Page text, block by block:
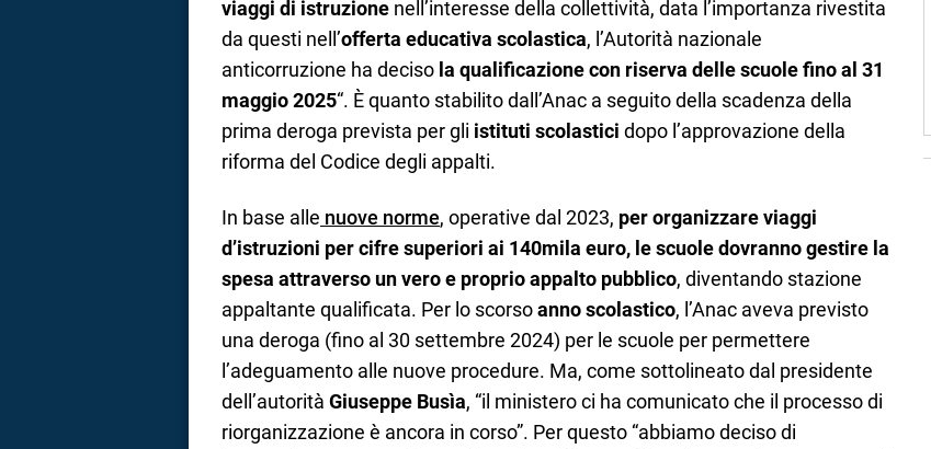
viaggi di istruzione nell’interesse della collettività, data l’importanza rivestita
da questi nell’offerta educativa scolastica, l’Autorità nazionale
anticorruzione ha deciso la qualificazione con riserva delle scuole fino al 31
maggio 2025“. È quanto stabilito dall’Anac a seguito della scadenza della
prima deroga prevista per gli istituti scolastici dopo l’approvazione della
riforma del Codice degli appalti.
In base alle nuove norme, operative dal 2023, per organizzare viaggi
d’istruzioni per cifre superiori ai 140mila euro, le scuole dovranno gestire la
spesa attraverso un vero e proprio appalto pubblico, diventando stazione
appaltante qualificata. Per lo scorsoanno scolastico, l’Anac aveva previsto
una deroga (fino al 30 settembre 2024) per le scuole per permettere
l’adeguamento alle nuove procedure. Ma, come sottolineato dal presidente
dell’autorità Giuseppe Busìa, “il ministero ci ha comunicato che il processo di
riorganizzazione è ancora in corso”. Per questo “abbiamo deciso di